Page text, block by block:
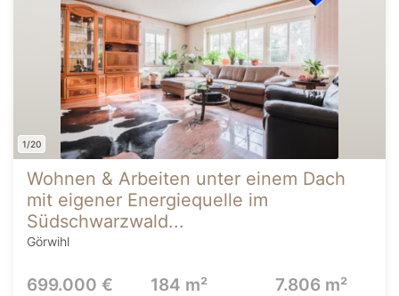
1/20
Wohnen & Arbeiten unter einem Dach
mit eigener Energiequelle im
Südschwarzwald...
Görwihl
699.000 € 184 m² 7.806 m²